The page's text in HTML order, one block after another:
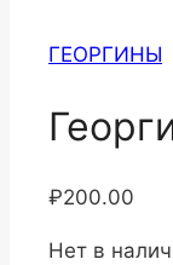
ГЕОРГИНЫ
₽200.00
Нет в